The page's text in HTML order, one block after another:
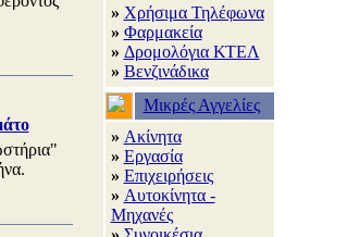
» Χρήσιμα Τηλέφωνα
» Φαρμακεία
» Δρομολόγια ΚΤΕΛ
» Βενζινάδικα
Μικρές Αγγελίες
» Ακίνητα
» Εργασία
» Επιχειρήσεις
» Αυτοκίνητα -
Μηχανές